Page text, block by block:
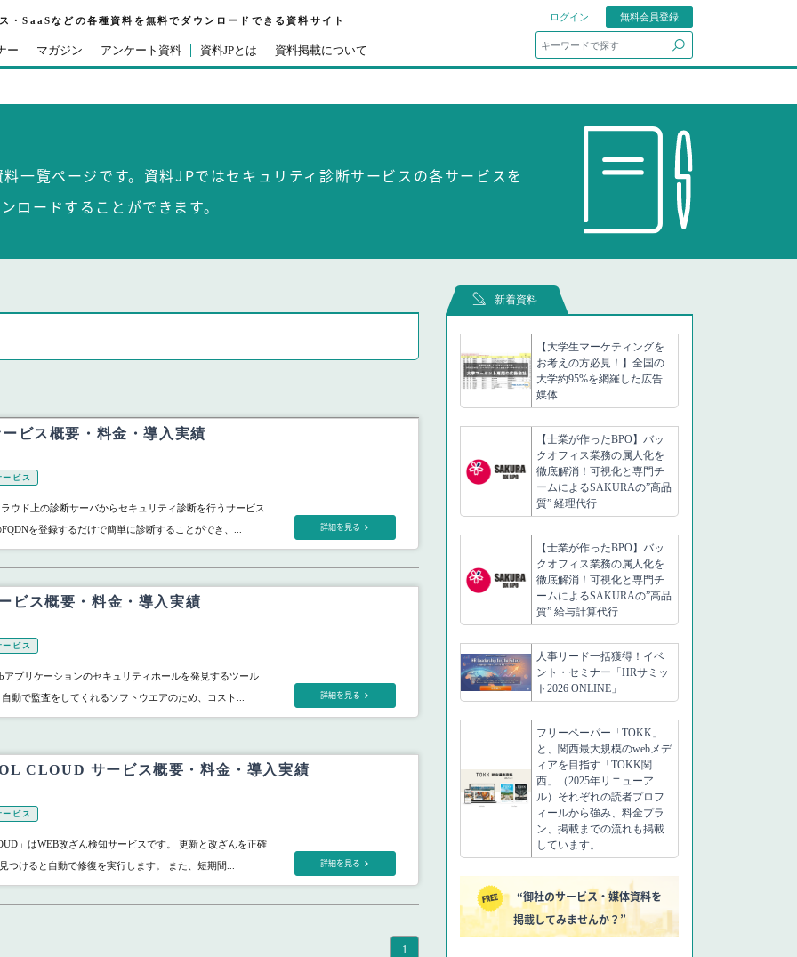
・SaaSなどの各種資料を無料でダウンロードできる資料サイト
ー マガジン アンケート資料 資料JPとは 資料掲載について
ログイン
無料会員登録
一覧ページです。資料JPではセキュリティ診断サービスの各サービスを
ロードすることができます。
ビス概要・料金・導入実績
ービス
ウド上の診断サーバからセキュリティ診断を行うサービス
を登録するだけで簡単に診断することができ、...
詳細を見る
ビス概要・料金・導入実績
ービス
アプリケーションのセキュリティホールを発見するツール
動で監査をしてくれるソフトウエアのため、コスト...
詳細を見る
CLOUD サービス概要・料金・導入実績
ービス
」はWEB改ざん検知サービスです。 更新と改ざんを正確
つけると自動で修復を実行します。 また、短期間...
詳細を見る
1
新着資料
【大学生マーケティングを
お考えの方必見！】全国の
大学約95%を網羅した広告
媒体
【士業が作ったBPO】バッ
クオフィス業務の属人化を
徹底解消！可視化と専門チ
ームによるSAKURAの”高品
質” 経理代行
【士業が作ったBPO】バッ
クオフィス業務の属人化を
徹底解消！可視化と専門チ
ームによるSAKURAの”高品
質” 給与計算代行
人事リード一括獲得！イベ
ント・セミナー「HRサミッ
ト2026 ONLINE」
フリーペーパー「TOKK」
と、関西最大規模のwebメデ
ィアを目指す「TOKK関
西」（2025年リニューア
ル）それぞれの読者プロフ
ィールから強み、料金プラ
ン、掲載までの流れも掲載
しています。
“御社のサービス・媒体資料を
掲載してみませんか？”